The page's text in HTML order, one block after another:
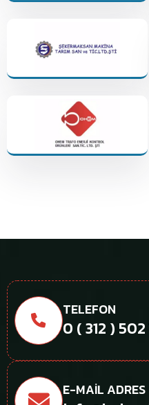
TELEFON
0 ( 312 )
E-MAIL ADRES